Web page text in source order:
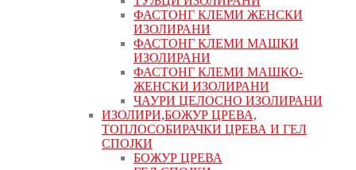
ФАСТОНГ КЛЕМИ ЖЕНСКИ
ИЗОЛИРАНИ
ФАСТОНГ КЛЕМИ МАШКИ
ИЗОЛИРАНИ
ФАСТОНГ КЛЕМИ МАШКO-
ЖЕНСКИ ИЗОЛИРАНИ
ЧАУРИ ЦЕЛОСНО ИЗОЛИРАНИ
ИЗОЛИРИ,БОЖУР ЦРЕВА,
ТОПЛОСОБИРАЧКИ ЦРЕВА И ГЕЛ
СПОЈКИ
БОЖУР ЦРЕВА